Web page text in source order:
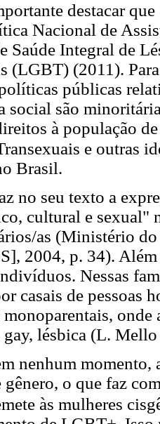
destacar
Nacional de
Saúde Integral de
(LGBT) (2011).
públicas
social são
à população
e outras
Brasil.
no seu texto a
cultural e sexual"
as (Ministério
2004, p. 34).
Nessas
casais de pessoas
gay, lésbica (L.
nenhum momento,
gênero, o que faz
às mulheres